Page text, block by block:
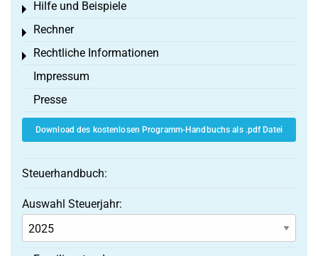
Hilfe und Beispiele
Toggle menu
Rechner
Toggle menu
Rechtliche Informationen
Toggle menu
Impressum
Presse
Download des kostenlosen Programm-Handbuchs als .pdf Datei
Steuerhandbuch:
Auswahl Steuerjahr: